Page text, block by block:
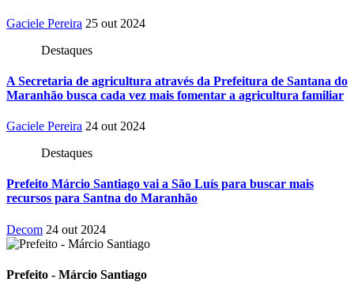
Gaciele Pereira 25 out 2024
Destaques
A Secretaria de agricultura através da Prefeitura de Santana do
Maranhão busca cada vez mais fomentar a agricultura familiar
Gaciele Pereira 24 out 2024
Destaques
Prefeito Márcio Santiago vai a São Luís para buscar mais
recursos para Santna do Maranhão
Decom 24 out 2024
Prefeito - Márcio Santiago